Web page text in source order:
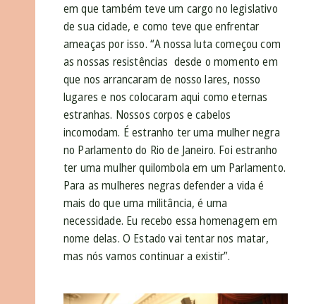
em que também teve um cargo no legislativo
de sua cidade, e como teve que enfrentar
ameaças por isso. “A nossa luta começou com
as nossas resistências desde o momento em
que nos arrancaram de nosso lares, nosso
lugares e nos colocaram aqui como eternas
estranhas. Nossos corpos e cabelos
incomodam. É estranho ter uma mulher negra
no Parlamento do Rio de Janeiro. Foi estranho
ter uma mulher quilombola em um Parlamento.
Para as mulheres negras defender a vida é
mais do que uma militância, é uma
necessidade. Eu recebo essa homenagem em
nome delas. O Estado vai tentar nos matar,
mas nós vamos continuar a existir”.